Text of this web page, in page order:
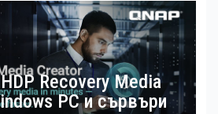
Recovery Media
РС и сървъри